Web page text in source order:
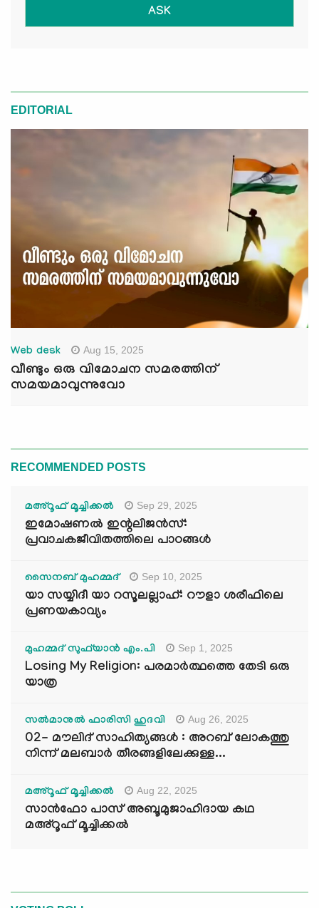
ASK
EDITORIAL
Web desk Aug 15, 2025
വീണ്ടും ഒരു വിമോചന സമരത്തിന്
സമയമാവുന്നുവോ
RECOMMENDED POSTS
മഅ്റൂഫ് മൂച്ചിക്കല്‍ Sep 29, 2025
ഇമോഷണൽ ഇന്റലിജൻസ്:
പ്രവാചകജീവിതത്തിലെ പാഠങ്ങൾ
സൈനബ് മുഹമ്മദ് Sep 10, 2025
യാ സയ്യിദീ യാ റസൂലല്ലാഹ്: റൗളാ ശരീഫിലെ
പ്രണയകാവ്യം
മുഹമ്മദ് സുഫ്‌യാൻ എം.പി Sep 1, 2025
Losing My Religion: പരമാർത്ഥത്തെ തേടി ഒരു
യാത്ര
സൽമാനുൽ ഫാരിസി ഹുദവി Aug 26, 2025
02- മൗലിദ് സാഹിത്യങ്ങൾ : അറബ് ലോകത്തു
നിന്ന് മലബാർ തീരങ്ങളിലേക്കുള്ള...
മഅ്റൂഫ് മൂച്ചിക്കല്‍ Aug 22, 2025
സാൻഫോ പാസ് അബൂമുജാഹിദായ കഥ
മഅ്റൂഫ് മൂച്ചിക്കല്‍